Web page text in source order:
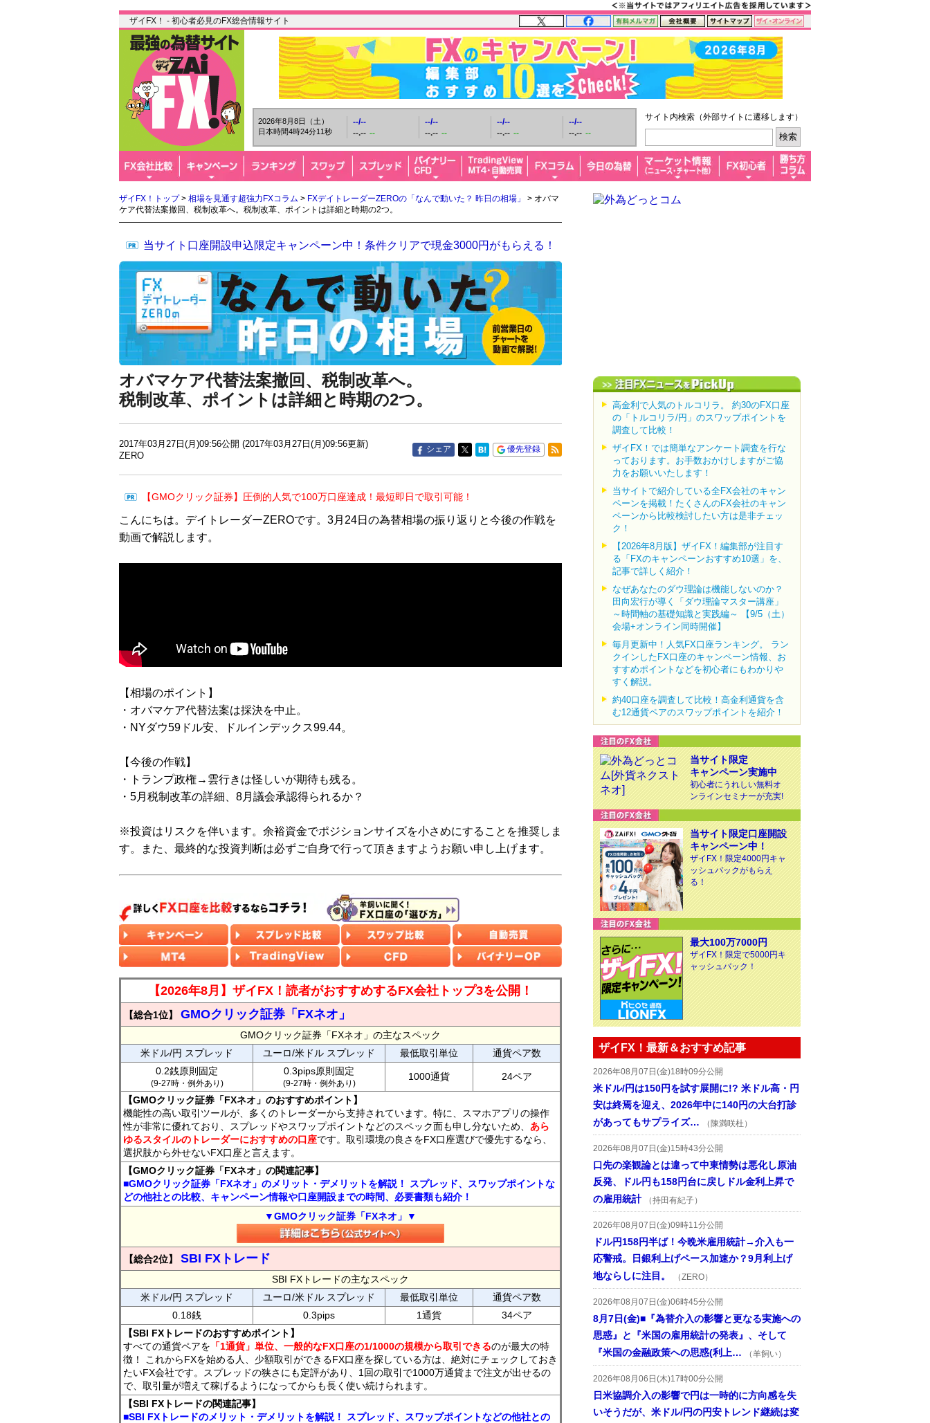
ザイFX！ - 初心者必見のFX総合情報サイト
2026年8月8日（土）
日本時間4時24分12秒
--/--
--.-- --
--/--
--.-- --
--/--
--.-- --
--/--
--.-- --
サイト内検索（外部サイトに遷移します）
ザイFX！トップ> 相場を見通す超強力FXコラム > FXデイトレーダーZEROの「なんで動いた？ 昨日の相場」
> オバマ
ケア代替法案撤回、税制改革へ。税制改革、ポイントは詳細と時期の2つ。
当サイト口座開設申込限定キャンペーン中！条件クリアで現金3000円がもらえる！
オバマケア代替法案撤回、税制改革へ。
税制改革、ポイントは詳細と時期の2つ。
2017年03月27日(月)09:56公開 (2017年03月27日(月)09:56更新)
ZERO
シェア 優先登録
【GMOクリック証券】圧倒的人気で100万口座達成！最短即日で取引可能！
こんにちは。デイトレーダーZEROです。3月24日の為替相場の振り返りと今後の作戦を
動画で解説します。
【相場のポイント】
・オバマケア代替法案は採決を中止。
・NYダウ59ドル安、ドルインデックス99.44。
【今後の作戦】
・トランプ政権→雲行きは怪しいが期待も残る。
・5月税制改革の詳細、8月議会承認得られるか？
※投資はリスクを伴います。余裕資金でポジションサイズを小さめにすることを推奨しま
す。また、最終的な投資判断は必ずご自身で行って頂きますようお願い申し上げます。
【2026年8月】ザイFX！読者がおすすめするFX会社トップ3を公開！
【総合1位】 GMOクリック証券「FXネオ」
GMOクリック証券「FXネオ」の主なスペック
米ドル/円 スプレッド
ユーロ/米ドル スプレッド 最低取引単位
通貨ペア数
0.2銭原則固定
(9-27時・例外あり)
0.3pips原則固定
(9-27時・例外あり)
1000通貨 24ペア
【GMOクリック証券「FXネオ」のおすすめポイント】
機能性の高い取引ツールが、多くのトレーダーから支持されています。特に、スマホアプリの操作
性が非常に優れており、スプレッドやスワップポイントなどのスペック面も申し分ないため、 あら
ゆるスタイルのトレーダーにおすすめの口座です。取引環境の良さをFX口座選びで優先するなら、
選択肢から外せないFX口座と言えます。
【GMOクリック証券「FXネオ」の関連記事】
■GMOクリック証券「FXネオ」のメリット・デメリットを解説！ スプレッド、スワップポイントな
どの他社との比較、キャンペーン情報や口座開設までの時間、必要書類も紹介！
▼GMOクリック証券「FXネオ」▼
【総合2位】 SBI FXトレード
SBI FXトレードの主なスペック
米ドル/円 スプレッド
ユーロ/米ドル スプレッド 最低取引単位
通貨ペア数
0.18銭
0.3pips 1通貨
34ペア
【SBI FXトレードのおすすめポイント】
すべての通貨ペアを 「1通貨」単位、一般的なFX口座の1/1000の規模から取引できるのが最大の特
徴！ これからFXを始める人、少額取引ができるFX口座を探している方は、絶対にチェックしておき
たいFX会社です。スプレッドの狭さにも定評があり、1回の取引で1000万通貨まで注文が出せるの
で、取引量が増えて稼げるようになってからも長く使い続けられます。
【SBI FXトレードの関連記事】
■SBI FXトレードのメリット・デメリットを解説！ スプレッド、スワップポイントなどの他社との
高金利で人気のトルコリラ。 約30のFX口座
の「トルコリラ/円」のスワップポイントを
調査して比較！
ザイFX！では簡単なアンケート調査を行な
っております。お手数おかけしますがご協
力をお願いいたします！
当サイトで紹介している全FX会社のキャン
ペーンを掲載！たくさんのFX会社のキャン
ペーンから比較検討したい方は是非チェッ
ク！
【2026年8月版】ザイFX！編集部が注目す
る「FXのキャンペーンおすすめ10選」を、
記事で詳しく紹介！
なぜあなたのダウ理論は機能しないのか？
田向宏行が導く「ダウ理論マスター講座」
～時間軸の基礎知識と実践編～ 【9/5（土）
会場+オンライン同時開催】
毎月更新中！人気FX口座ランキング。 ラン
クインしたFX口座のキャンペーン情報、お
すすめポイントなどを初心者にもわかりや
すく解説。
約40口座を調査して比較！高金利通貨を含
む12通貨ペアのスワップポイントを紹介！
当サイト限定
キャンペーン実施中
初心者にうれしい無料オ
ンラインセミナーが充実!
当サイト限定口座開設
キャンペーン中！
ザイFX！限定4000円キャ
ッシュバックがもらえ
る！
最大100万7000円
ザイFX！限定で5000円キ
ャッシュバック！
ザイFX！最新＆おすすめ記事
2026年08月07日(金)18時09分公開
米ドル/円は150円を試す展開に!? 米ドル高・円
安は終焉を迎え、2026年中に140円の大台打診
があってもサプライズ…
（陳満咲杜）
2026年08月07日(金)15時43分公開
口先の楽観論とは違って中東情勢は悪化し原油
反発、ドル円も158円台に戻しドル金利上昇で
の雇用統計
（持田有紀子）
2026年08月07日(金)09時11分公開
ドル円158円半ば！今晩米雇用統計→介入も一
応警戒。日銀利上げペース加速か？9月利上げ
地ならしに注目。
（ZERO）
2026年08月07日(金)06時45分公開
8月7日(金)■『為替介入の影響と更なる実施への
思惑』と『米国の雇用統計の発表』、そして
『米国の金融政策への思惑(利上…
（羊飼い）
2026年08月06日(木)17時00分公開
日米協調介入の影響で円は一時的に方向感を失
いそうだが、米ドル/円の円安トレンド継続は変